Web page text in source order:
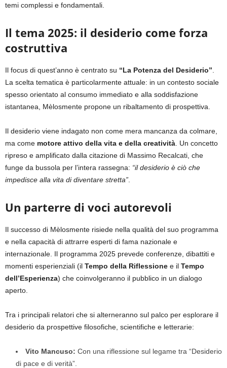
temi complessi e fondamentali.
Il tema 2025: il desiderio come forza
costruttiva
Il focus di quest’anno è centrato su “La Potenza del Desiderio”
La scelta tematica è particolarmente attuale: in un contesto sociale
spesso orientato al consumo immediato e alla soddisfazione
istantanea, Mèlosmente propone un ribaltamento di prospettiva.
Il desiderio viene indagato non come mera mancanza da colmare,
ma come motore attivo della vita e della creatività . Un concetto
ripreso e amplificato dalla citazione di Massimo Recalcati, che
funge da bussola per l’intera rassegna: “il desiderio è ciò che
impedisce alla vita di diventare stretta”
Un parterre di voci autorevoli
Il successo di Mèlosmente risiede nella qualità del suo programma
e nella capacità di attrarre esperti di fama nazionale e
internazionale. Il programma 2025 prevede conferenze, dibattiti e
momenti esperienziali (il Tempo della Riflessione e il Tempo
dell’Esperienza) che coinvolgeranno il pubblico in un dialogo
aperto.
Tra i principali relatori che si alterneranno sul palco per esplorare il
desiderio da prospettive filosofiche, scientifiche e letterarie:
Vito Mancuso: Con una riflessione sul legame tra “Desiderio
di pace e di verità”.